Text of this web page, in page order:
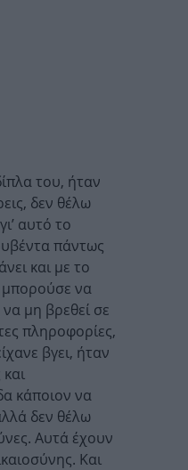
του, ήταν
δεν θέλω
αυτό το
πάντως
και με το
μπορούσε να
να μη βρεθεί σε
πληροφορίες,
βγει, ήταν
κάποιον να
δεν θέλω
Αυτά έχουν
Και